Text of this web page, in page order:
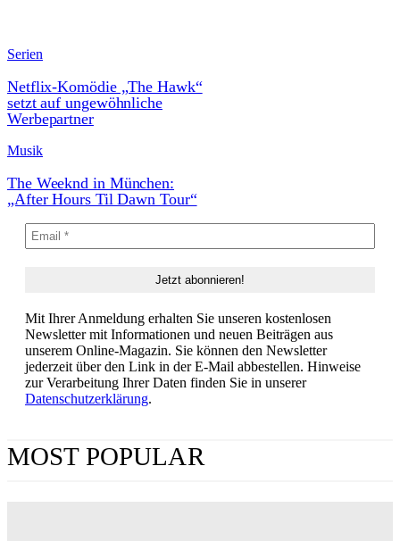
Serien
Netflix-Komödie „The Hawk“
setzt auf ungewöhnliche
Werbepartner
Musik
The Weeknd in München:
„After Hours Til Dawn Tour“
Mit Ihrer Anmeldung erhalten Sie unseren kostenlosen
Newsletter mit Informationen und neuen Beiträgen aus
unserem Online-Magazin. Sie können den Newsletter
jederzeit über den Link in der E-Mail abbestellen. Hinweise
zur Verarbeitung Ihrer Daten finden Sie in unserer
Datenschutzerklärung.
MOST POPULAR